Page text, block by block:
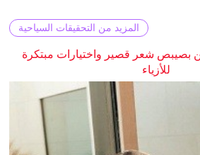
المزيد من التحقيقات السياحية
بصيبص شعر قصير واختيارات مبتكرة
للأزياء